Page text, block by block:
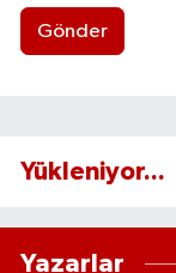
Gönder
Yükleniyor...
Yazarlar